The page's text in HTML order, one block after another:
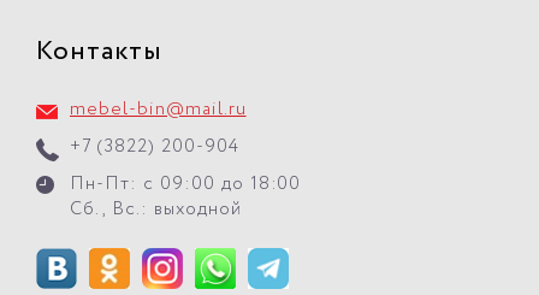
Контакты
mebel-bin@mail.ru
+7 (3822) 200-904
Пн-Пт: с 09:00 до 18:00
Сб., Вс.: выходной